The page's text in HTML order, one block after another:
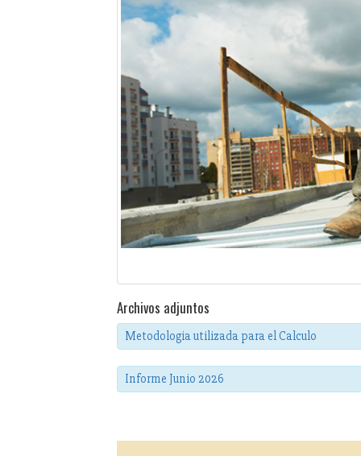
Archivos adjuntos
Metodologia utilizada para el Calculo
Informe Junio 2026